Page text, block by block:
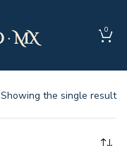
0
Showing the single result